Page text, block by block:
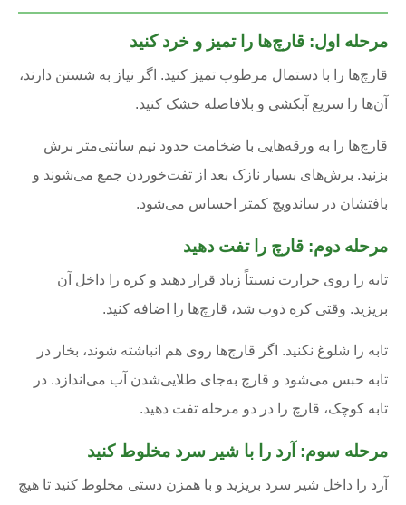
مرحله اول: قارچ‌ها را تمیز و خرد کنید
قارچ‌ها را با دستمال مرطوب تمیز کنید. اگر نیاز به شستن دارند،
آن‌ها را سریع آبکشی و بلافاصله خشک کنید.
قارچ‌ها را به ورقه‌هایی با ضخامت حدود نیم سانتی‌متر برش
بزنید. برش‌های بسیار نازک بعد از تفت‌خوردن جمع می‌شوند و
بافتشان در ساندویچ کمتر احساس می‌شود.
مرحله دوم: قارچ را تفت دهید
تابه را روی حرارت نسبتاً زیاد قرار دهید و کره را داخل آن
بریزید. وقتی کره ذوب شد، قارچ‌ها را اضافه کنید.
تابه را شلوغ نکنید. اگر قارچ‌ها روی هم انباشته شوند، بخار در
تابه حبس می‌شود و قارچ به‌جای طلایی‌شدن آب می‌اندازد. در
تابه کوچک، قارچ را در دو مرحله تفت دهید.
مرحله سوم: آرد را با شیر سرد مخلوط کنید
آرد را داخل شیر سرد بریزید و با همزن دستی مخلوط کنید تا هیچ